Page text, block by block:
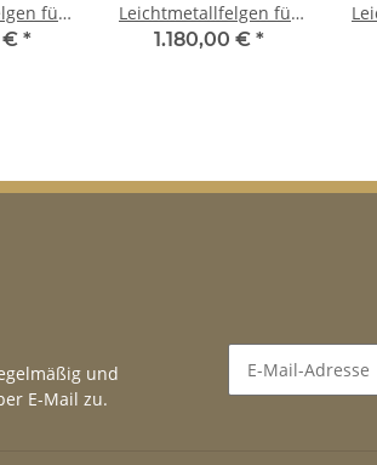
für
ET 0
€ *
Leichtmetallfelgen für
Dodge Dart 8x15 ET 0
1.180,00 € *
und
E-Mail zu.